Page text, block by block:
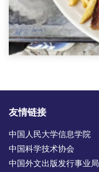
友情链接
中国人民大学信息学院
中国科学技术协会
中国外文出版发行事业局